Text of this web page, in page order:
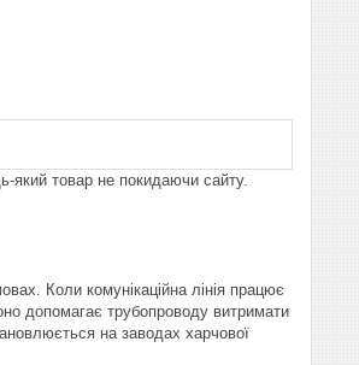
який товар не покидаючи сайту.
Коли комунікаційна лінія працює
допомагає трубопроводу витримати
на заводах харчової